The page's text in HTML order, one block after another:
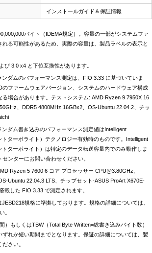
インストールガイド＆保証情報
バイト（IDEMA規定）。容量の一部がシステムファ
れる可能性があるため、実際の容量は、製品ラベルの表示と
び 3.0 x4 と下位互換性があります。
ダムのパフォーマンス測定は、FIO 3.33 に基づいていま
のファームウェアバージョン、システムのハードウェア構成
場合があります。テストシステム: AMD Ryzen 9 7950X 16
、DDR5 4800MHz 16GBx2、OS-Ubuntu 22.04.2、チッ
ダム書き込みのパフォーマンス測定値はIntelligent
ターボライト）テクノロジー有効時のものです。Intelligent
ターボライト）は特定のデータ転送容量内でのみ動作しま
ンターにお問い合わせください。
Ryzen 5 7600 6 コア プロセッサー CPU@3.80GHz、
Ubuntu 22.04.3 LTS、チップセット-ASUS ProArt X670E-
載した FIO 3.33 で測定されます。
規格に準拠しております。規格の詳細については、
。
）もしくはTBW（Total Byte Written=総書き込みバイト数）
ずれか短い期間までとなります。保証の詳細については、製
さい。